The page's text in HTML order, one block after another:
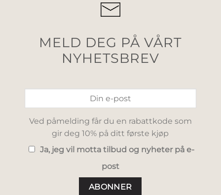
MELD DEG PÅ VÅRT
NYHETSBREV
Ved påmelding får du en rabattkode som
gir deg 10% på ditt første kjøp
Ja, jeg vil motta tilbud og nyheter på e-
post